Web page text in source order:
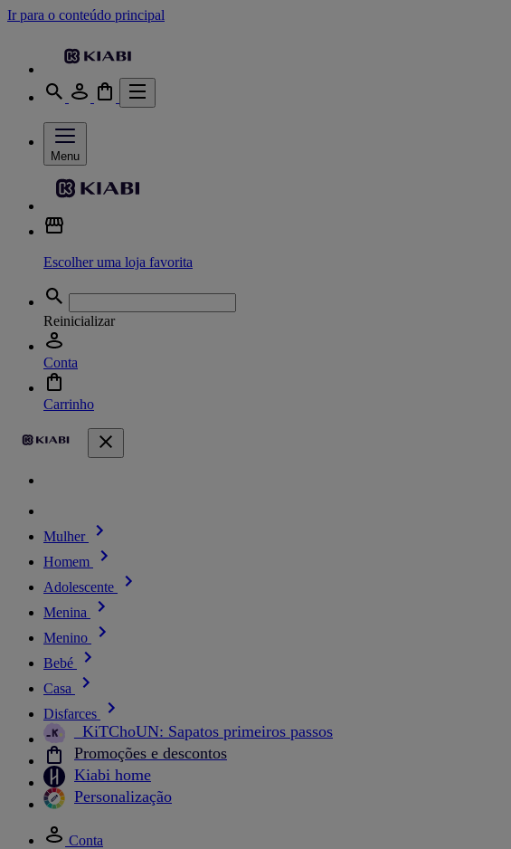
Ir para o conteúdo principal
Menu
Escolher uma loja favorita
Reinicializar
Conta
Carrinho
Mulher
Homem
Adolescente
Menina
Menino
Bebé
Casa
Disfarces
_KiTChoUN: Sapatos primeiros passos
Promoções e descontos
Kiabi home
Personalização
Conta